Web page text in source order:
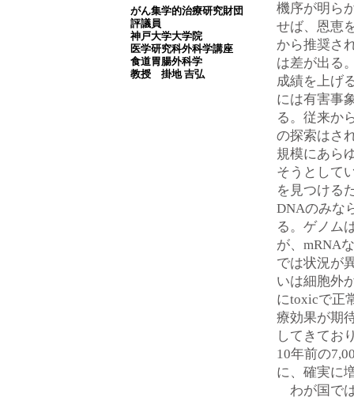
がん集学的治療研究財団
評議員
神戸大学大学院
医学研究科外科学講座
食道胃腸外科学
教授 掛地 吉弘
機序が明ら
せば、恩恵
から推奨さ
は差が出る
成績を上げ
には有害事
る。従来か
の探索はさ
規模にあら
そうとして
を見つける
DNAのみな
る。ゲノム
が、mRNA
では状況が
いは細胞外
にtoxicで正
療効果が期
してきてお
10年前の
に、確実に
わが国で